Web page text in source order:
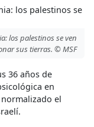
los palestinos se ven
sus tierras. © MSF
36 años de
en
normalizado el